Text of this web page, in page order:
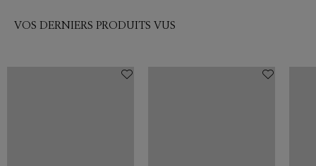
VOS DERNIERS PRODUITS VUS